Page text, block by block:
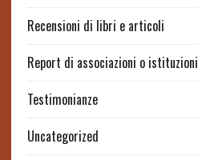
Recensioni di libri e articoli
Report di associazioni o istituzioni
Testimonianze
Uncategorized